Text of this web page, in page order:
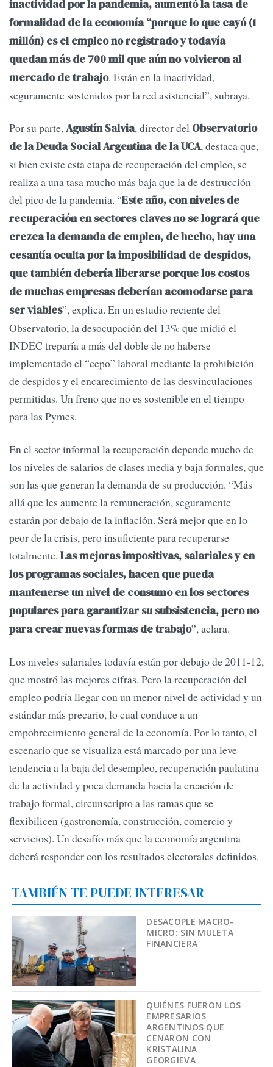
inactividad por la pandemia, aumentó la tasa de
formalidad de la economía “porque lo que cayó (1
millón) es el empleo no registrado y todavía
quedan más de 700 mil que aún no volvieron al
mercado de trabajo. Están en la inactividad,
seguramente sostenidos por la red asistencial”, subraya.
Por su parte,Agustín Salvia, director del Observatorio
de la Deuda Social Argentina de la UCA, destaca que,
si bien existe esta etapa de recuperación del empleo, se
realiza a una tasa mucho más baja que la de destrucción
del pico de la pandemia. “Este año, con niveles de
recuperación en sectores claves no se logrará que
crezca la demanda de empleo, de hecho, hay una
cesantía oculta por la imposibilidad de despidos,
que también debería liberarse porque los costos
de muchas empresas deberían acomodarse para
ser viables”, explica. En un estudio reciente del
Observatorio, la desocupación del 13% que midió el
INDEC treparía a más del doble de no haberse
implementado el “cepo” laboral mediante la prohibición
de despidos y el encarecimiento de las desvinculaciones
permitidas. Un freno que no es sostenible en el tiempo
para las Pymes.
En el sector informal la recuperación depende mucho de
los niveles de salarios de clases media y baja formales, que
son las que generan la demanda de su producción. “Más
allá que les aumente la remuneración, seguramente
estarán por debajo de la inflación. Será mejor que en lo
peor de la crisis, pero insuficiente para recuperarse
totalmente. Las mejoras impositivas, salariales y en
los programas sociales, hacen que pueda
mantenerse un nivel de consumo en los sectores
populares para garantizar su subsistencia, pero no
para crear nuevas formas de trabajo”, aclara.
Los niveles salariales todavía están por debajo de 2011-12,
que mostró las mejores cifras. Pero la recuperación del
empleo podría llegar con un menor nivel de actividad y un
estándar más precario, lo cual conduce a un
empobrecimiento general de la economía. Por lo tanto, el
escenario que se visualiza está marcado por una leve
tendencia a la baja del desempleo, recuperación paulatina
de la actividad y poca demanda hacia la creación de
trabajo formal, circunscripto a las ramas que se
flexibilicen (gastronomía, construcción, comercio y
servicios). Un desafío más que la economía argentina
deberá responder con los resultados electorales definidos.
TAMBIÉN TE PUEDE INTERESAR
DESACOPLE MACRO-
MICRO: SIN MULETA
FINANCIERA
QUIÉNES FUERON LOS
EMPRESARIOS
ARGENTINOS QUE
CENARON CON
KRISTALINA
GEORGIEVA